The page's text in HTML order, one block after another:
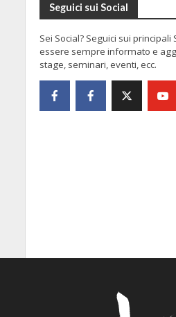
Seguici sui Social
Sei Social? Seguici sui principali
essere sempre informato e
stage, seminari, eventi, ecc.